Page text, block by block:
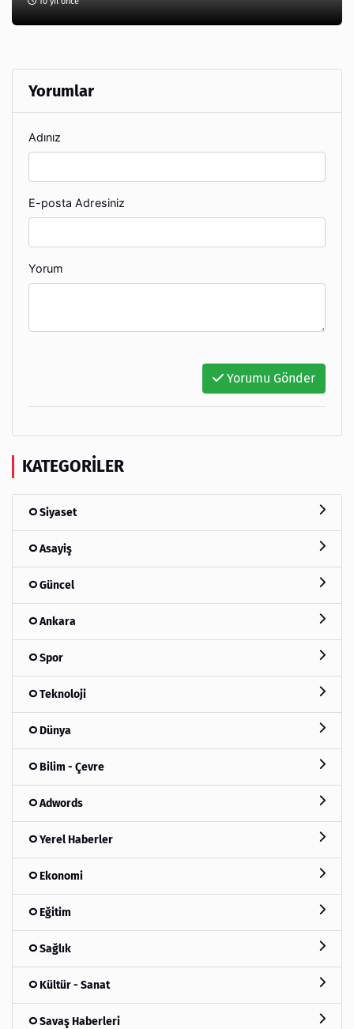
Yorumlar
Adınız
E-posta Adresiniz
Yorum
Yorumu Gönder
KATEGORILER
Siyaset
Asayiş
Güncel
Ankara
Spor
Teknoloji
Dünya
Bilim - Çevre
Adwords
Yerel Haberler
Ekonomi
Eğitim
Sağlık
Kültür - Sanat
Savaş Haberleri